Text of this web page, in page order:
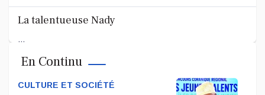
La talentueuse Nady
...
Jul 11, 2026
En Continu
CULTURE ET SOCIÉTÉ